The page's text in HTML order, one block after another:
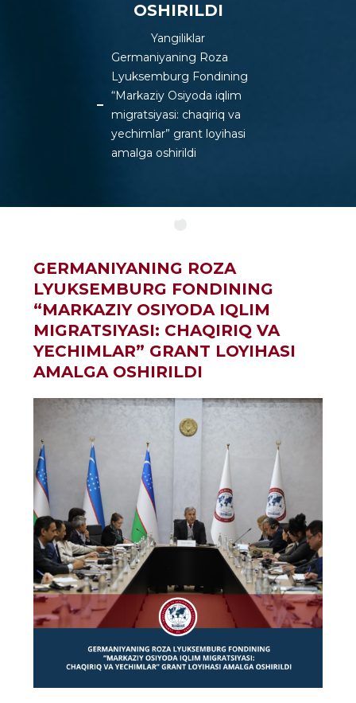
OSHIRILDI
Yangiliklar
Germaniyaning Roza
Lyuksemburg Fondining
“Markaziy Osiyoda iqlim
migratsiyasi: chaqiriq va
yechimlar” grant loyihasi
amalga oshirildi
GERMANIYANING ROZA
LYUKSEMBURG FONDINING
“MARKAZIY OSIYODA IQLIM
MIGRATSIYASI: CHAQIRIQ VA
YECHIMLAR” GRANT LOYIHASI
AMALGA OSHIRILDI